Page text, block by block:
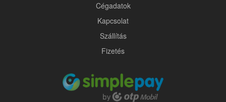
Cégadatok
Kapcsolat
Szállítás
Fizetés